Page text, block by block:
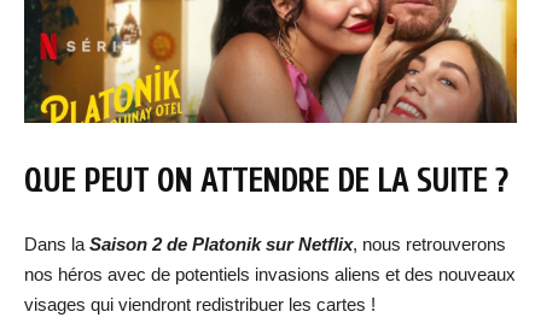
QUE PEUT ON ATTENDRE DE LA SUITE ?
Dans la Saison 2 de Platonik sur Netflix, nous retrouverons
nos héros avec de potentiels invasions aliens et des nouveaux
visages qui viendront redistribuer les cartes !